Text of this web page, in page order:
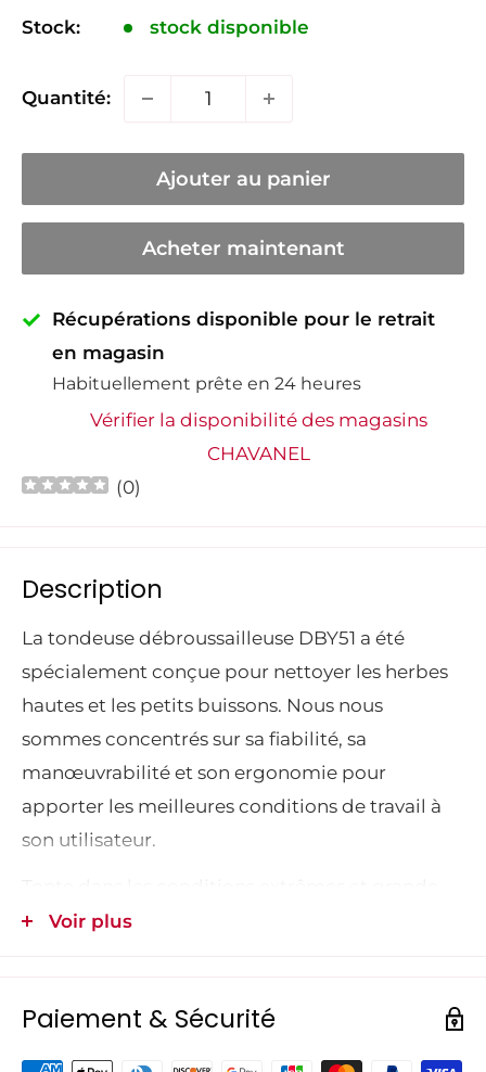
Stock: stock disponible
Quantité:
Ajouter au panier
Acheter maintenant
Récupérations disponible pour le retrait
en magasin
Habituellement prête en 24 heures
Vérifier la disponibilité des magasins
CHAVANEL
(0)
Description
La tondeuse débroussailleuse DBY51 a été
spécialement conçue pour nettoyer les herbes
hautes et les petits buissons. Nous nous
sommes concentrés sur sa fiabilité, sa
manœuvrabilité et son ergonomie pour
apporter les meilleures conditions de travail à
son utilisateur.
capacité de débroussaillage et réglage
une bonne traction et une roue pivotante à
l'avant pour un maniement optimal.
Voir plus
Paiement & Sécurité